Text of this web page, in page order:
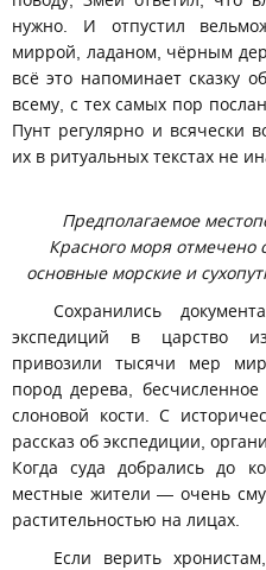
нужно. И отпустил
миррой, ладаном, чёрным
всё это напоминает сказку
всему, с тех самых пор
Пунт регулярно и всячески
их в ритуальных текстах не
Предполагаемое
Красного моря отмечено
основные морские и
Сохранились
экспедиций в царство
привозили тысячи мер
пород дерева,
слоновой кости. С
рассказ об экспедиции,
Когда суда добрались до
местные жители — очень
растительностью на лицах.
Если верить